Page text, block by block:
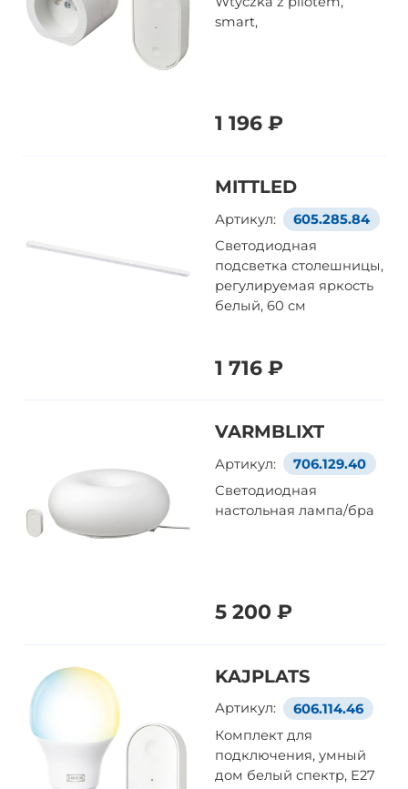
smart,
1 196 ₽
MITTLED
Артикул:
605.285.84
Светодиодная
подсветка столешницы,
регулируемая яркость
белый, 60 см
1 716 ₽
VARMBLIXT
Артикул:
706.129.40
Светодиодная
настольная лампа/бра
5 200 ₽
KAJPLATS
Артикул:
606.114.46
Комплект для
подключения, умный
дом белый спектр, E27